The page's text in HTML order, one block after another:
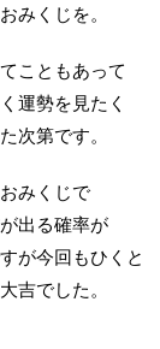
みくじを。
こともあって
運勢を見たく
次第です。
みくじで
出る確率が
が今回もひくと
吉でした。